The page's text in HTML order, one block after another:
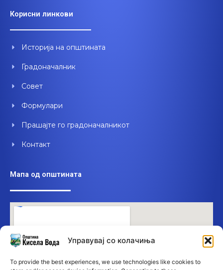
Управувај со колачиња
To provide the best experiences, we use technologies like cookies to
b
o
k
u
b
e
d
n
Корисни линкови
Историја на општината
Градоначалник
Совет
Формулари
Прашајте го градоначалникот
Контакт
Мапа од општината